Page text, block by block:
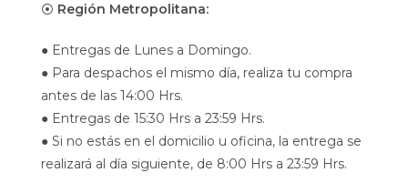
⦿ Región Metropolitana:
● Entregas de Lunes a Domingo.
● Para despachos el mismo día, realiza tu compra
antes de las 14:00 Hrs.
● Entregas de 15:30 Hrs a 23:59 Hrs.
● Si no estás en el domicilio u oficina, la entrega se
realizará al día siguiente, de 8:00 Hrs a 23:59 Hrs.